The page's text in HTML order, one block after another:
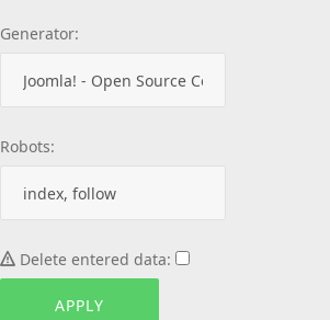
Generator:
Robots:
Delete entered data: